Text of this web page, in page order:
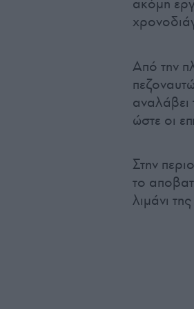
ακόμη
Από την
αναλάβει
ώστε οι
Στην
το
λιμάνι